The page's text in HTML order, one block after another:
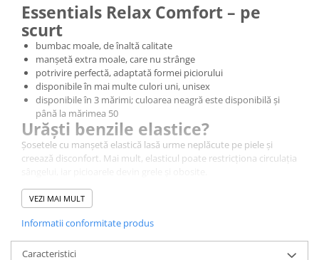
Essentials Relax Comfort – pe
scurt
bumbac moale, de înaltă calitate
manșetă extra moale, care nu strânge
potrivire perfectă, adaptată formei piciorului
disponibile în mai multe culori uni, unisex
disponibile în 3 mărimi; culoarea neagră este disponibilă și
până la mărimea 50
Urăști benzile elastice?
Șosetele cu manșetă elastică lasă urme neplăcute pe piele și
creează disconfort. Mai mult, elasticul poate restricționa circulația
piciorul – fără să strângă gamba sau să afecteze starea de bine. În
mod ideal, nici nu ar trebui să le simți, ci doar să-ți ofere o
senzație de lejeritate.
Soluția Knitido®: Essentials
VEZI MAI MULT
Informatii conformitate produs
Caracteristici